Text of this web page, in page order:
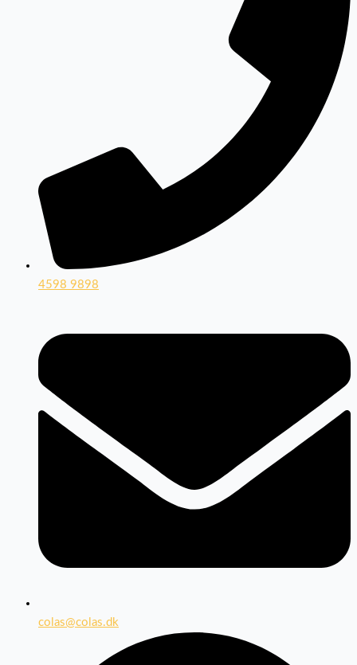
4598 9898
colas@colas.dk